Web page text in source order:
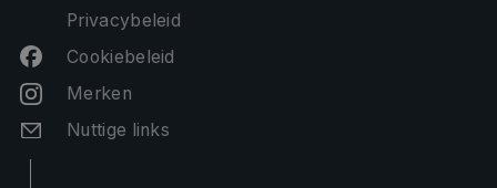
Privacybeleid
Cookiebeleid
Merken
Nuttige links